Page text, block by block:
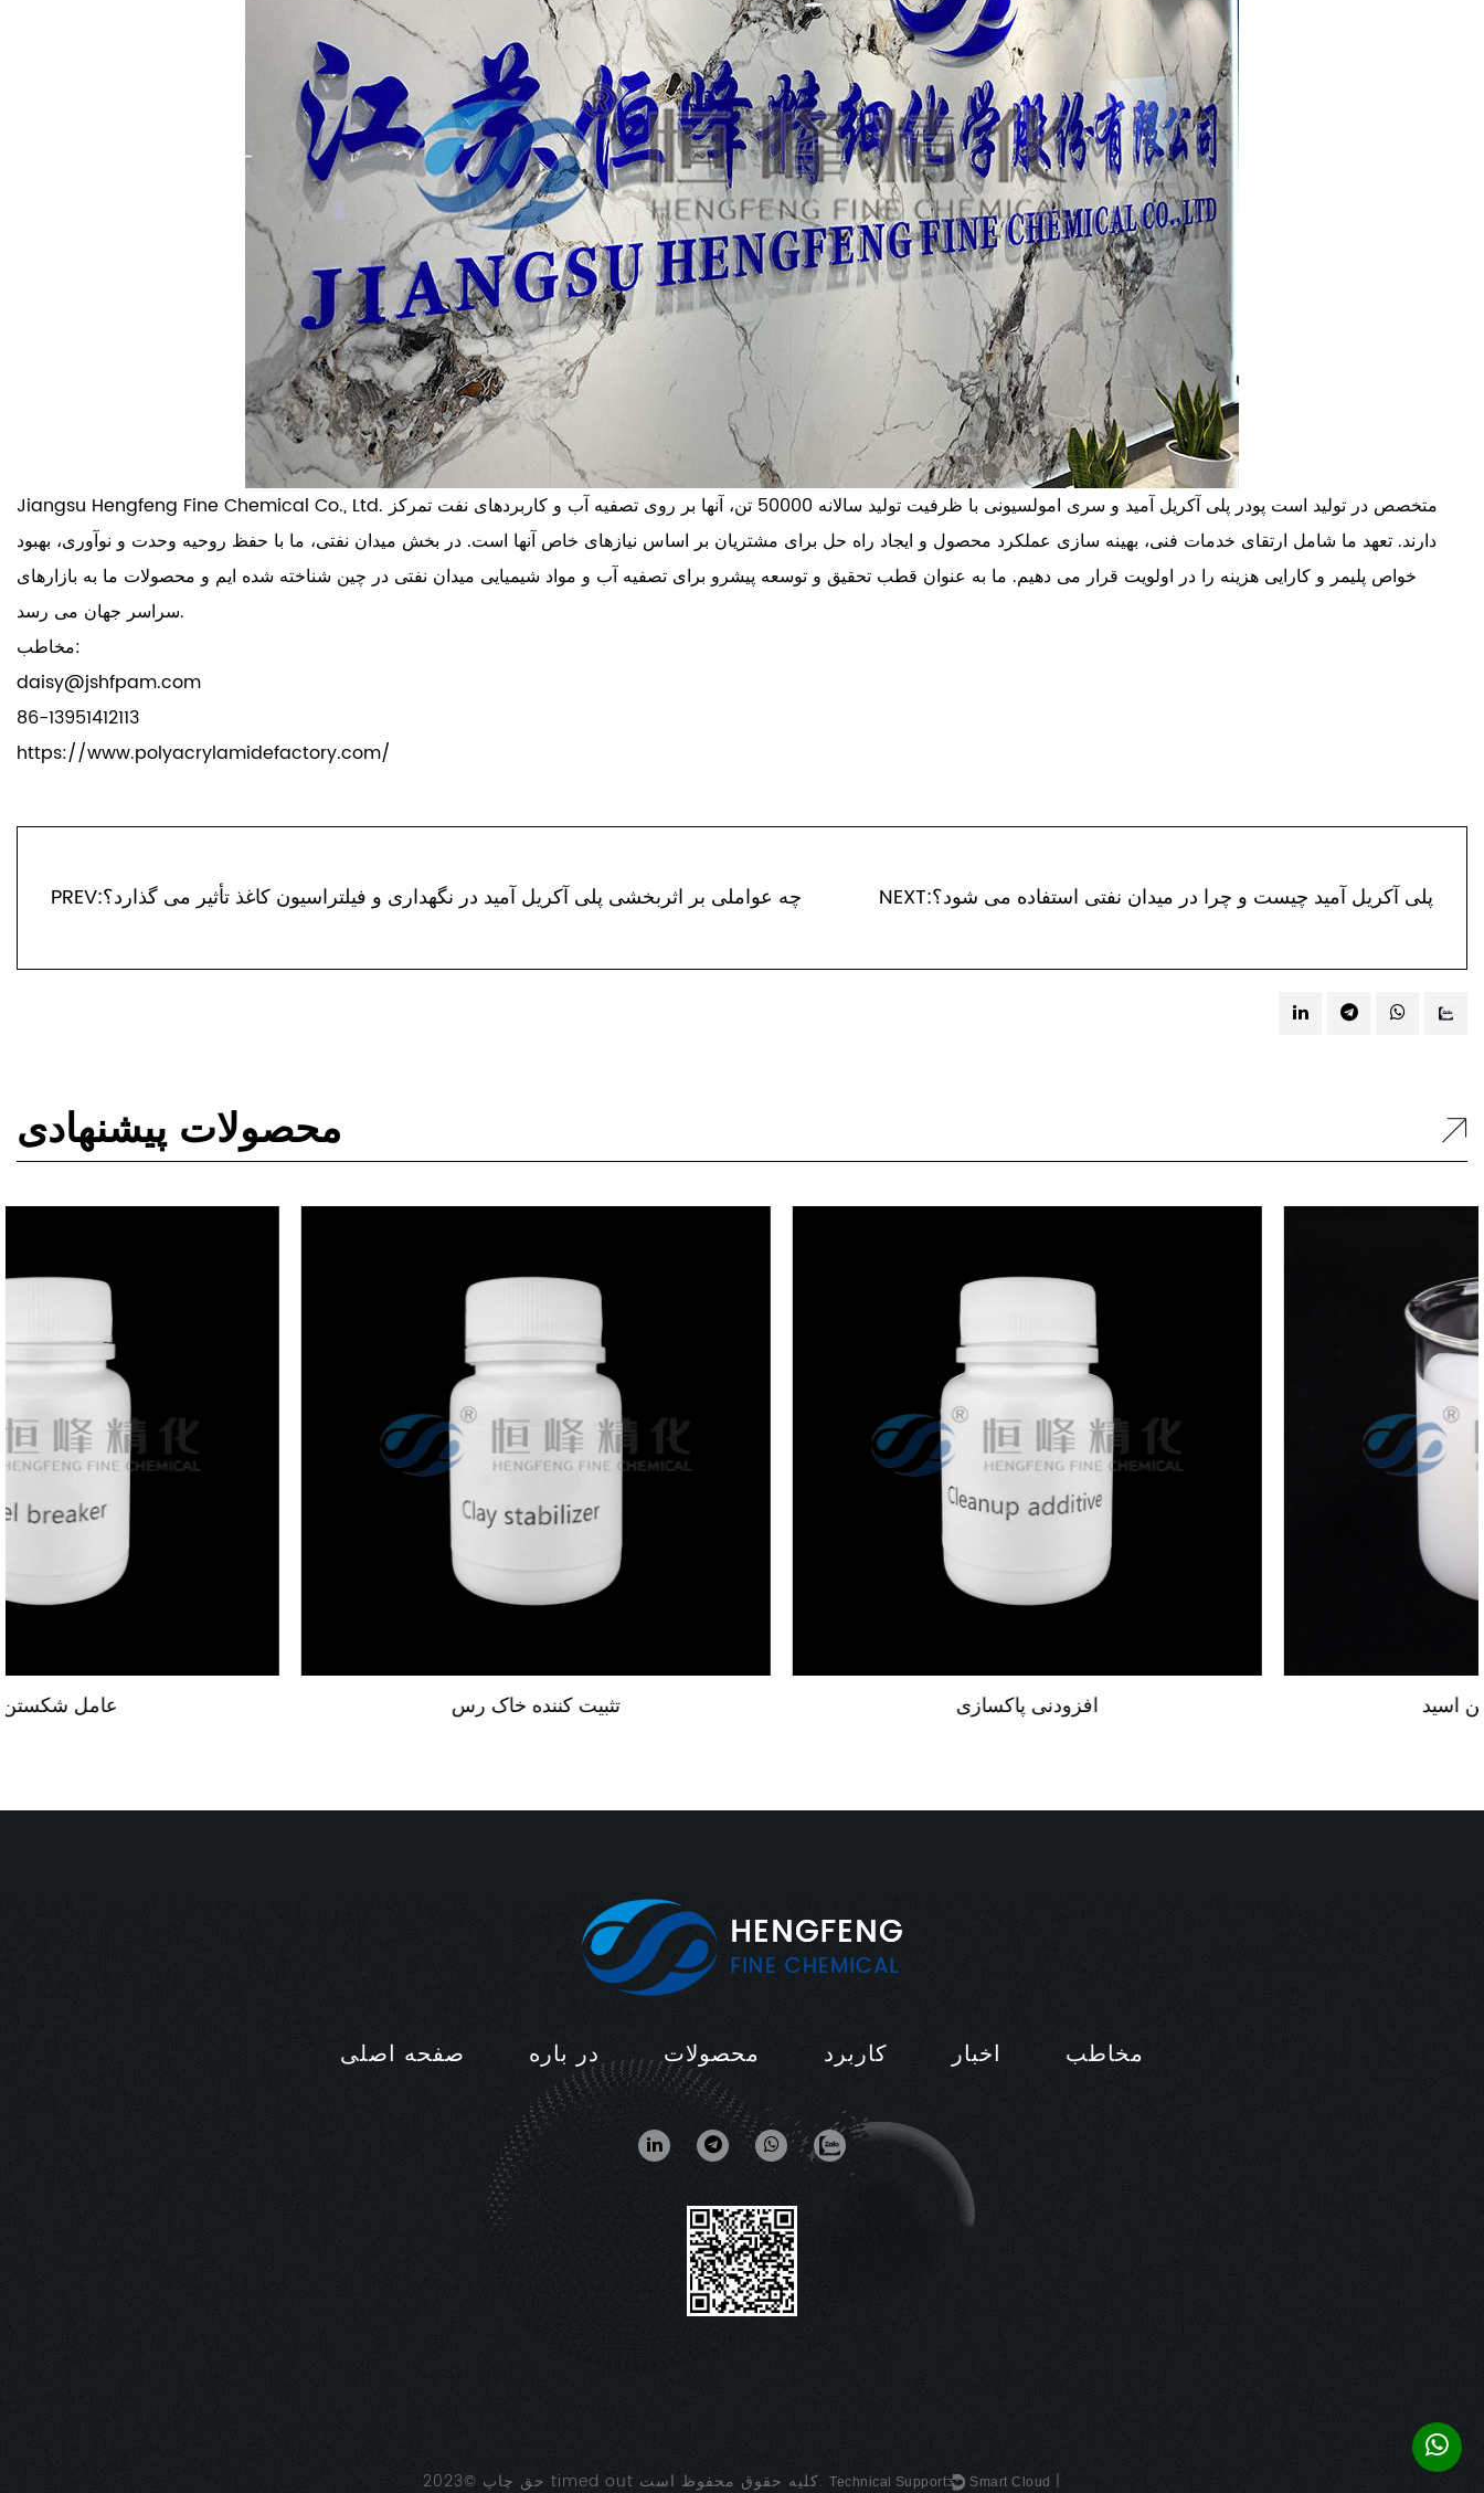
Jiangsu Hengfeng Fine Chemical Co., Ltd. متخصص در تولید است پودر پلی آکریل آمید
و سری امولسیونی با ظرفیت تولید سالانه 50000 تن، آنها بر روی تصفیه آب و کاربردهای نفت تمرکز
دارند. تعهد ما شامل ارتقای خدمات فنی، بهینه سازی عملکرد محصول و ایجاد راه حل برای مشتریان بر اساس نیازهای خاص آنها است. در بخش میدان نفتی، ما با حفظ روحیه وحدت و نوآوری، بهبود
خواص پلیمر و کارایی هزینه را در اولویت قرار می دهیم. ما به عنوان قطب تحقیق و توسعه پیشرو برای تصفیه آب و مواد شیمیایی میدان نفتی در چین شناخته شده ایم و محصولات ما به بازارهای
سراسر جهان می رسد.
مخاطب:
daisy@jshfpam.com
86-13951412113
https://www.polyacrylamidefactory.com/
PREV:چه عواملی بر اثربخشی پلی آکریل آمید در نگهداری و فیلتراسیون کاغذ تأثیر می گذارد؟ NEXT:پلی آکریل آمید چیست و چرا در میدان نفتی استفاده می شود؟
محصولات پیشنهادی
صفحه اصلی در باره محصولات کاربرد اخبار مخاطب
timed out کلیه حقوق محفوظ است. Technical Support ： Smart Cloud |